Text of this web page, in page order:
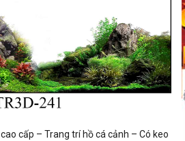
cao cấp – Trang trí hồ cá cảnh – Có keo